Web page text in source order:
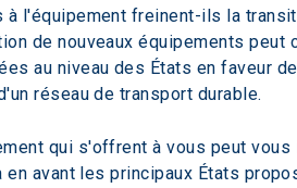
l'équipement freinent-ils la
de nouveaux équipements
au niveau des États en faveur
réseau de transport durable.
qui s'offrent à vous peut
avant les principaux États